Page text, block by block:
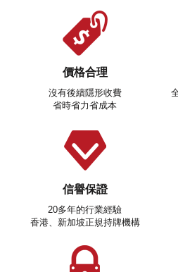
價格合理
沒有後續隱形收費
省時省力省成本
信譽保證
20多年的行業經驗
香港、新加坡正規持牌機構